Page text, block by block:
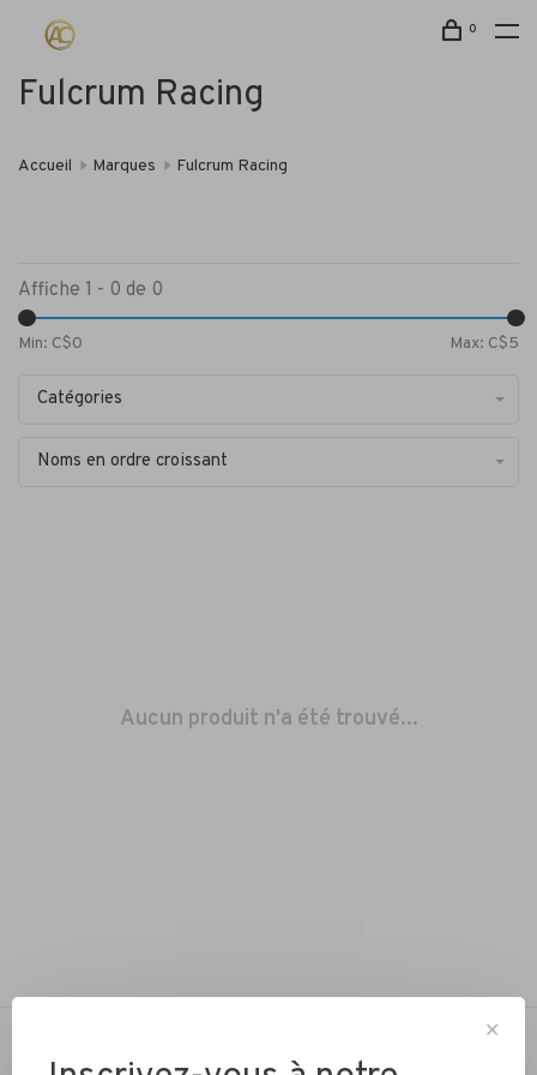
0
Fulcrum Racing
Accueil Marques Fulcrum Racing
Affiche 1 - 0 de 0
Min: C$0 Max: C$5
Catégories
Noms en ordre croissant
Aucun produit n'a été trouvé...
NOTRE PASSION… ROULER À VÉLO
✕